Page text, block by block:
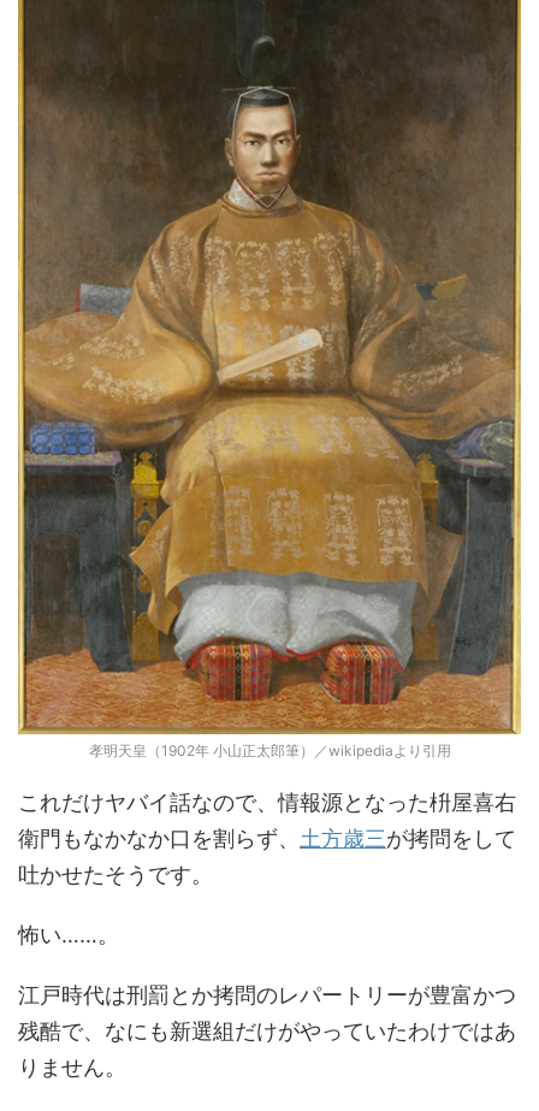
孝明天皇（1902年 小山正太郎筆）／wikipediaより引用
これだけヤバイ話なので、情報源となった枡屋喜右
衛門もなかなか口を割らず、 土方歳三が拷問をして
吐かせたそうです。
怖い……。
江戸時代は刑罰とか拷問のレパートリーが豊富かつ
残酷で、なにも新選組だけがやっていたわけではあ
りません。